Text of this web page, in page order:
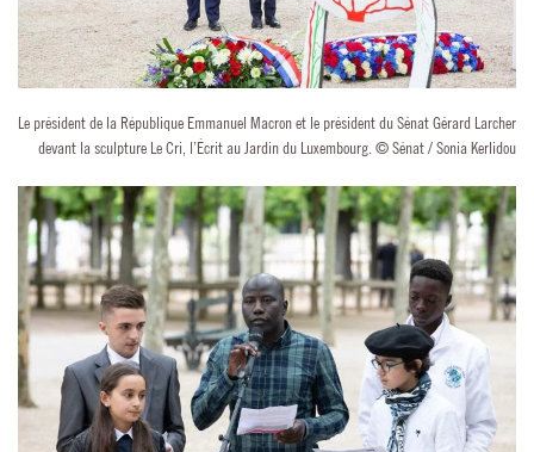
Le président de la République Emmanuel Macron et le président du Sénat Gérard Larcher
devant la sculpture Le Cri, l’Écrit au Jardin du Luxembourg. © Sénat / Sonia Kerlidou